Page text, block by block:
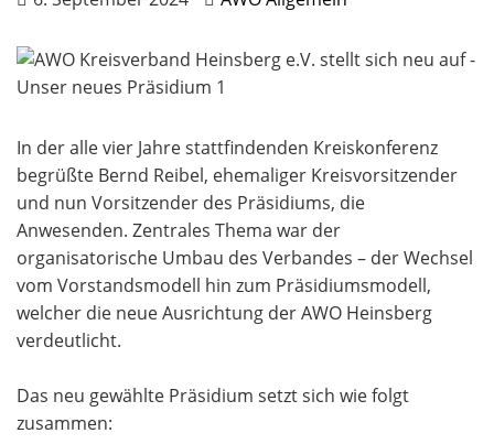
In der alle vier Jahre stattfindenden Kreiskonferenz
begrüßte Bernd Reibel, ehemaliger Kreisvorsitzender
und nun Vorsitzender des Präsidiums, die
Anwesenden. Zentrales Thema war der
organisatorische Umbau des Verbandes – der Wechsel
vom Vorstandsmodell hin zum Präsidiumsmodell,
welcher die neue Ausrichtung der AWO Heinsberg
verdeutlicht.
Das neu gewählte Präsidium setzt sich wie folgt
zusammen: